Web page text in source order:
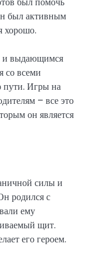
был активным
хорошо.
и выдающимся
со всеми
пути. Игры на
– все это
он является
силы и
родился с
ему
щит.
его героем.